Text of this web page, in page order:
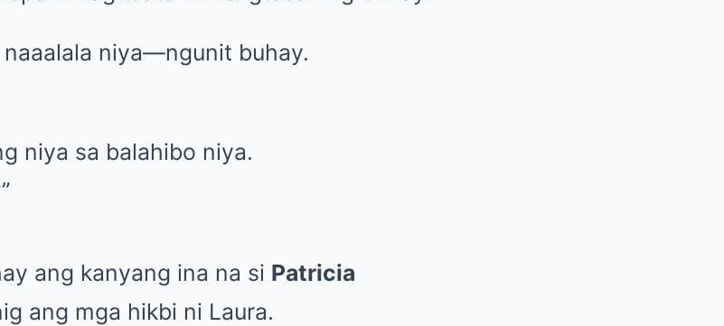
niya—ngunit buhay.
niya sa balahibo niya.
ang kanyang ina na si Patricia
ang mga hikbi ni Laura.